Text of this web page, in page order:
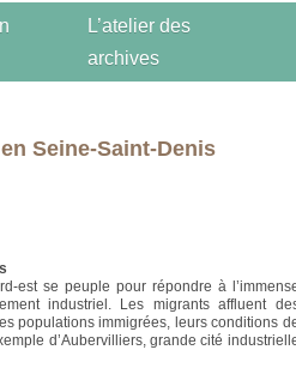
L’atelier des
archives
Seine-Saint-Denis
est se peuple pour répondre à
industriel. Les migrants affluent
populations immigrées, leurs conditions
d’Aubervilliers, grande cité